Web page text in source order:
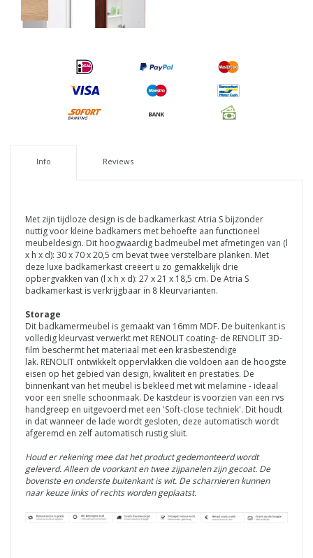
Info Reviews
Met zijn tijdloze design is de badkamerkast Atria S bijzonder
nuttig voor kleine badkamers met behoefte aan functioneel
meubeldesign. Dit hoogwaardig badmeubel met afmetingen van (l
x h x d): 30 x 70 x 20,5 cm bevattwee verstelbare planken. Met
deze luxe badkamerkast creëert u zo gemakkelijk drie
opbergvakken van (l x h x d): 27 x 21 x 18,5 cm. De Atria S
badkamerkast is verkrijgbaar in 8 kleurvarianten.
Storage
Dit badkamermeubel is gemaakt van 16mm MDF. De buitenkant is
volledig kleurvast verwerkt met RENOLIT coating- de RENOLIT3D-
film beschermt het materiaal met een krasbestendige
lak. RENOLIT ontwikkelt oppervlakken die voldoen aan de hoogste
eisen op het gebied van design, kwaliteit en prestaties. De
binnenkant van het meubel is bekleed met wit melamine - ideaal
voor een snelle schoonmaak. De kastdeur is voorzien van een rvs
handgreep en uitgevoerd met een 'Soft-close techniek'. Dit houdt
in dat wanneer de lade wordt gesloten, deze automatisch wordt
afgeremd en zelf automatisch rustig sluit.
Houd er rekening mee dat het product gedemonteerd wordt
geleverd.Alleen de voorkant en twee zijpanelen zijn gecoat. De
bovenste en onderste buitenkant is wit. De scharnieren kunnen
naar keuze links of rechts worden geplaatst.